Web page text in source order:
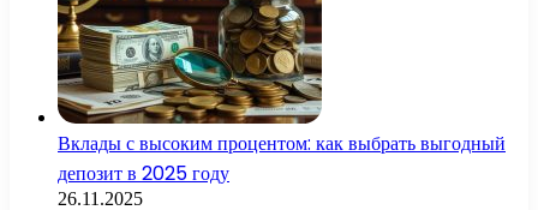
Вклады с высоким процентом: как выбрать выгодный
депозит в 2025 году
26.11.2025